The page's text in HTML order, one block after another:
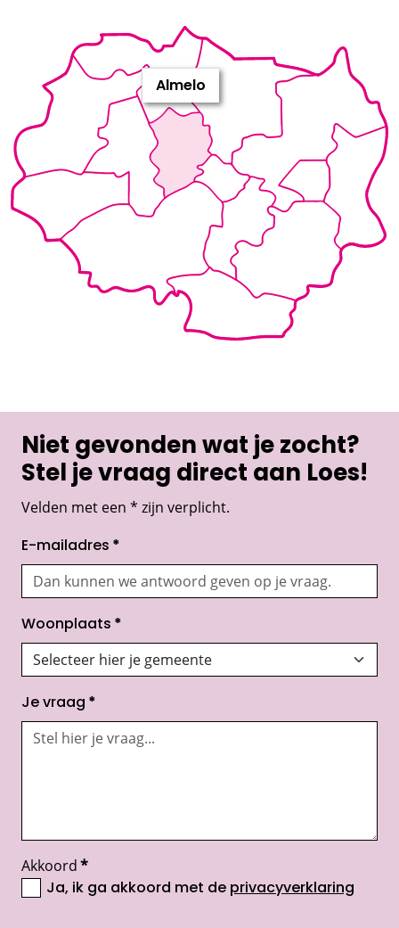
Niet gevonden wat je zocht?
Stel je vraag direct aan Loes!
Velden met een * zijn verplicht.
E-mailadres *
Woonplaats *
Je vraag *
Akkoord*
Ja, ik ga akkoord met de privacyverklaring
Almelo